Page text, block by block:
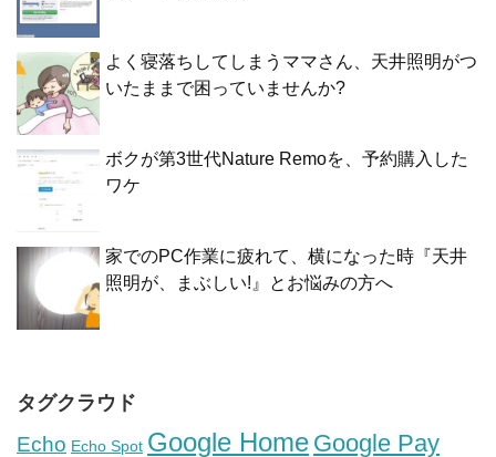
よく寝落ちしてしまうママさん、天井照明がつ
いたままで困っていませんか?
ボクが第3世代Nature Remoを、予約購入した
ワケ
家でのPC作業に疲れて、横になった時『天井
照明が、まぶしい!』とお悩みの方へ
タグクラウド
Echo Echo Spot Google Home Google Pay